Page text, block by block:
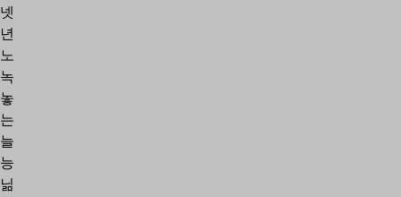
넷
년
노
녹
놓
는
늘
능
닒